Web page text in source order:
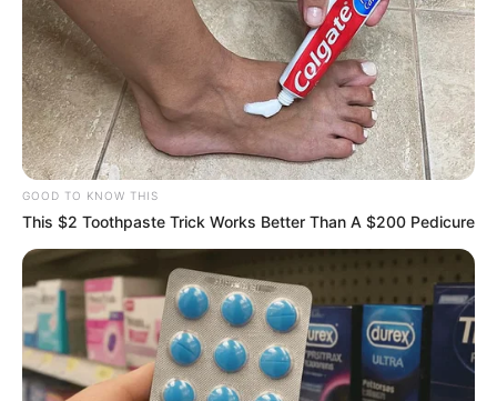
GOOD TO KNOW THIS
This $2 Toothpaste Trick Works Better Than A $200 Pedicure